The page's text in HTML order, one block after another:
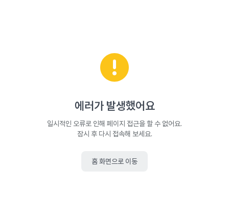
에러가 발생했어요
일시적인 오류로 인해 페이지 접근을 할 수 없어요.
잠시 후 다시 접속해 보세요.
홈 화면으로 이동